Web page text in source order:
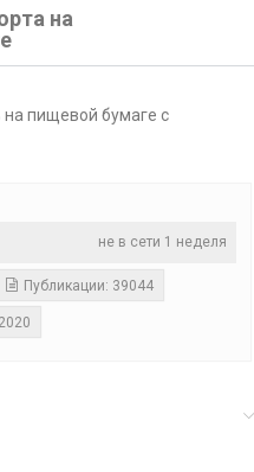
на
на пищевой бумаге с
не в сети 1 неделя
Публикации: 39044